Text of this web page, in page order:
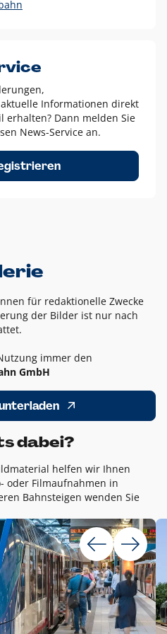
nur in Ausnahmefällen
Schwarz-Weiß-Umsetzungen
Schutzraum von jeweils einer
in alle Richtungen
Informationen direkt
erhalten? Dann melden Sie
News-Service an.
für redaktionelle Zwecke
der Bilder ist nur nach
immer den
GmbH
dabei?
helfen wir Ihnen
oder Filmaufnahmen in
Bahnsteigen wenden Sie